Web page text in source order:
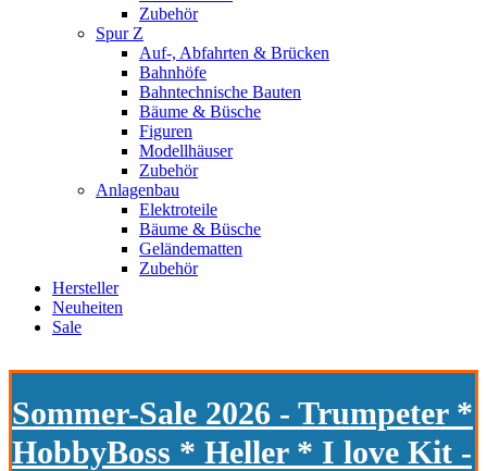
Zubehör
Spur Z
Auf-, Abfahrten & Brücken
Bahnhöfe
Bahntechnische Bauten
Bäume & Büsche
Figuren
Modellhäuser
Zubehör
Anlagenbau
Elektroteile
Bäume & Büsche
Geländematten
Zubehör
Hersteller
Neuheiten
Sale
Sommer-Sale 2026 - Trumpeter *
HobbyBoss * Heller * I love Kit -